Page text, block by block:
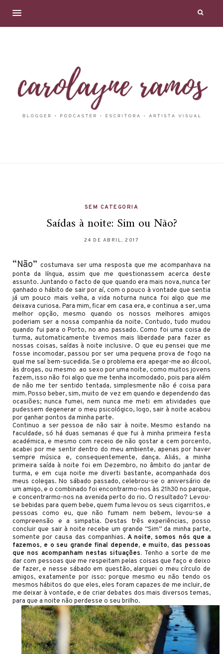
SEM CATEGORIA
Saídas à noite: Sim ou Não?
24 DE ABRIL, 2017
“Não”costumava ser uma resposta que me acompanhava na
ponta da língua, assim que me questionassem acerca deste
assunto. Juntando o facto de que quando era mais nova, nunca ter
ganhado o hábito de sair por aí, com o pouco à vontade que sentia
já um pouco mais velha, a vida noturna nunca foi algo que me
deixava curiosa. Para mim, ficar em casa era, e continua a ser, uma
melhor opção, mesmo quando os nossos melhores amigos
poderiam ser a nossa companhia da noite. Contudo, tudo mudou
quando fui para o Porto, no ano passado. Como foi uma coisa de
turma, automaticamente tivemos mais liberdade para fazer as
nossas coisas, saídas à noite inclusive. O que eu pensei que me
fosse incomodar, passou por ser uma pequena prova de fogo na
qual me saí bem-sucedida. Se o problema era apegar-me ao álcool,
às drogas, ou mesmo ao sexo por uma noite, como muitos jovens
fazem, isso não foi algo que me tenha incomodado, pois para além
de não me ter sentido tentada, simplesmente não é coisa para
mim. Posso beber, sim, muito de vez em quando e dependendo das
ocasiões; nunca fumei, nem nunca me meti em atividades que
pudessem degenerar o meu psicológico, logo, sair à noite acabou
por ganhar pontos da minha parte.
Continuo a ser pessoa de não sair à noite. Mesmo estando na
faculdade, só há duas semanas é que fui à minha primeira festa
académica, e mesmo com receio de não gostar a cem porcento,
acabei por me sentir dentro do meu ambiente, apenas por haver
sempre música e, consequentemente, dança. Aliás, a minha
primeira saída à noite foi em Dezembro, no âmbito do jantar de
turma, e em cuja noite me diverti bastante, acompanhada dos
meus colegas. No sábado passado, celebrou-se o aniversário de
um amigo, e o combinado foi encontrarmo-nos às 21h30 no parque,
e concentrarmo-nos na avenida perto do rio. O resultado? Levou-
se bebidas para quem bebe, quem fuma levou os seus cigarritos, e
pessoas como eu, que não fumam nem bebem, levou-se a
compreensão e a simpatia. Destas três experiências, posso
concluir que sair à noite recebe um grande “Sim” da minha parte,
somente por causa das companhias. A noite, somos nós que a
fazemos, e o seu grande final depende, e muito, das pessoas
que nos acompanham nestas situações. Tenho a sorte de me
dar com pessoas que me respeitam pelas coisas que faço e deixo
de fazer, e nesse sábado em questão, alarguei o meu círculo de
amigos, exatamente por isso: porque mesmo eu não tendo os
mesmos hábitos do que eles, eles foram capazes de me incluir, de
me deixar à vontade, e de criar debates dos mais diversos temas,
para que a noite não perdesse o seu brilho.